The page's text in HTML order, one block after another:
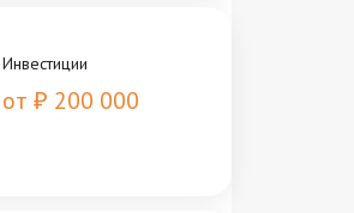
Инвестиции
от ₽ 200 000